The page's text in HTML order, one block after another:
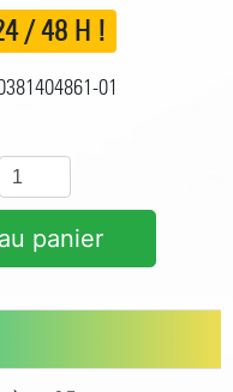
/ 48 H !
01
panier